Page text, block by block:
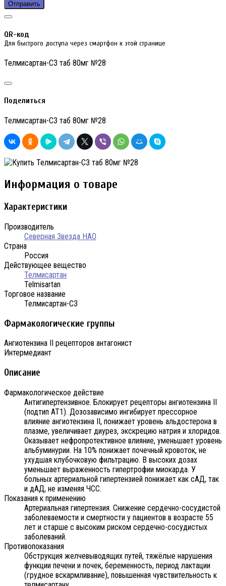
Отправить
QR-код
Для быстрого доступа через смартфон к этой странице
Телмисартан-СЗ таб 80мг №28
Поделиться
Телмисартан-СЗ таб 80мг №28
Информация о товаре
Характеристики
Производитель
Северная Звезда НАО
Страна
Россия
Действующее вещество
Телмисартан
Telmisartan
Торговое название
Телмисартан-СЗ
Фармакологические группы
Ангиотензина II рецепторов антагонист
Интермедиант
Описание
Фармакологическое действие
Антигипертензивное. Блокирует рецепторы ангиотензина II
(подтип АТ1). Дозозависимо ингибирует прессорное
влияние ангиотензина II, понижает уровень альдостерона в
плазме, увеличивает диурез, экскрецию натрия и хлоридов.
Оказывает нефропротективное влияние, уменьшает уровень
альбуминурии. На 10% понижает почечный кровоток, не
ухудшая клубочковую фильтрацию. В высоких дозах
уменьшает выраженность гипертрофии миокарда. У
больных артериальной гипертензией понижает как сАД, так
и дАД, не изменяя ЧСС.
Показания к применению
Артериальная гипертензия. Снижение сердечно-сосудистой
заболеваемости и смертности у пациентов в возрасте 55
лет и старше с высоким риском сердечно-сосудистых
заболеваний.
Противопоказания
Обструкция желчевыводящих путей, тяжёлые нарушения
функции печени и почек, беременность, период лактации
(грудное вскармливание), повышенная чувствительность к